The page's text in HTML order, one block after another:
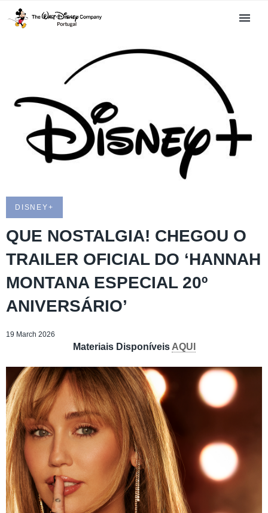
DISNEY+
QUE NOSTALGIA! CHEGOU O
TRAILER OFICIAL DO ‘HANNAH
MONTANA ESPECIAL 20º
ANIVERSÁRIO’
19 March 2026
Materiais Disponíveis AQUI